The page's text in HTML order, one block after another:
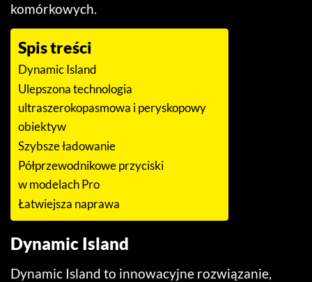
komórkowych.
Spis treści
Dynamic Island
Ulepszona technologia
ultraszerokopasmowa i peryskopowy
obiektyw
Szybsze ładowanie
Półprzewodnikowe przyciski
w modelach Pro
Łatwiejsza naprawa
Dynamic Island
Dynamic Island to innowacyjne rozwiązanie,